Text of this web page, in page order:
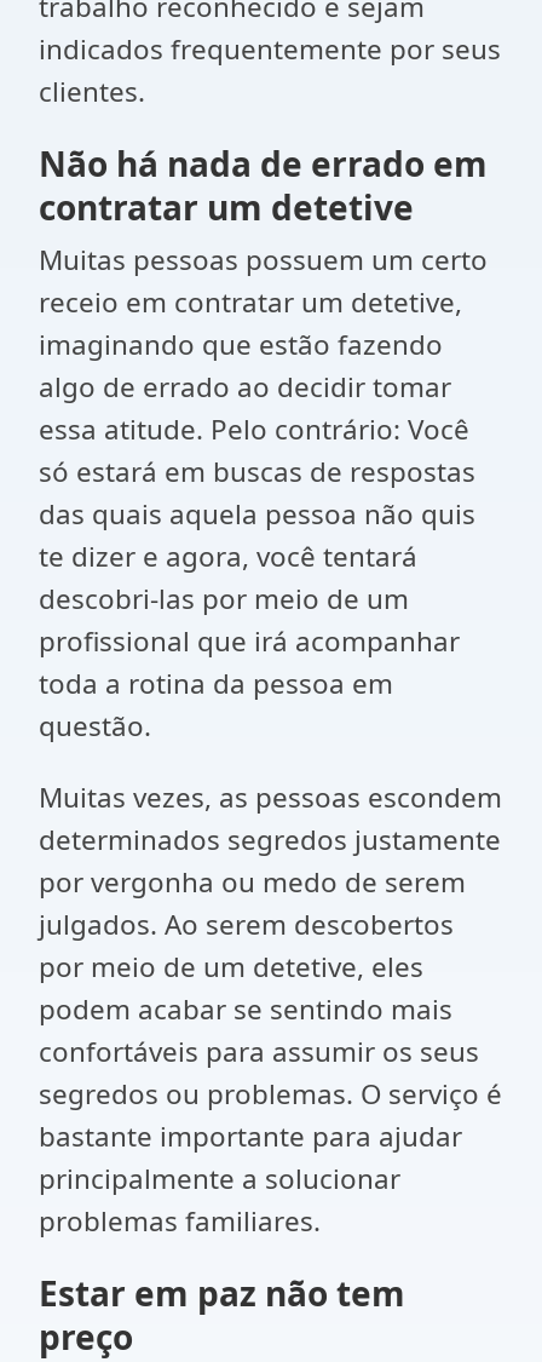
indicados frequentemente por seus
clientes.
Não há nada de errado em
contratar um detetive
Muitas pessoas possuem um certo
receio em contratar um detetive,
imaginando que estão fazendo
algo de errado ao decidir tomar
essa atitude. Pelo contrário: Você
só estará em buscas de respostas
das quais aquela pessoa não quis
te dizer e agora, você tentará
descobri-las por meio de um
profissional que irá acompanhar
toda a rotina da pessoa em
questão.
Muitas vezes, as pessoas escondem
determinados segredos justamente
por vergonha ou medo de serem
julgados. Ao serem descobertos
por meio de um detetive, eles
podem acabar se sentindo mais
confortáveis para assumir os seus
segredos ou problemas. O serviço é
bastante importante para ajudar
principalmente a solucionar
problemas familiares.
Estar em paz não tem
preço